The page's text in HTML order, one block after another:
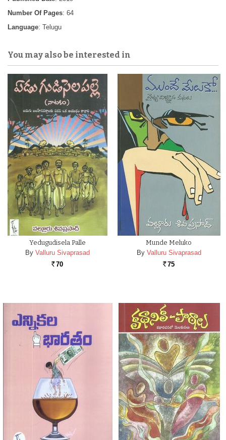
Number Of Pages: 64
Language: Telugu
You may also be interested in
Yedugudisela Palle
By Valluru Sivaprasad
Rs. 70
Munde Meluko
By Valluru Sivaprasad
Rs. 75